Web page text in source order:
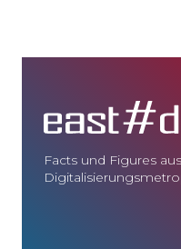
Facts und Figures